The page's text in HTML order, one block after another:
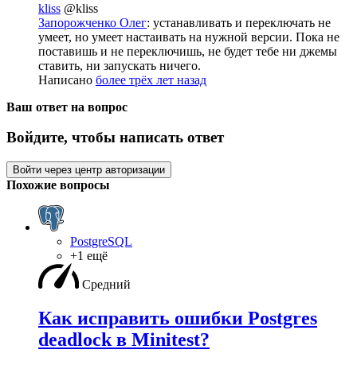
kliss @kliss
Запорожченко Олег: устанавливать и переключать не
умеет, но умеет настаивать на нужной версии. Пока не
поставишь и не переключишь, не будет тебе ни джемы
ставить, ни запускать ничего.
Написано более трёх лет назад
Ваш ответ на вопрос
Войдите, чтобы написать ответ
Войти через центр авторизации
Похожие вопросы
PostgreSQL
+1 ещё
Средний
Как исправить ошибки Postgres
deadlock в Minitest?